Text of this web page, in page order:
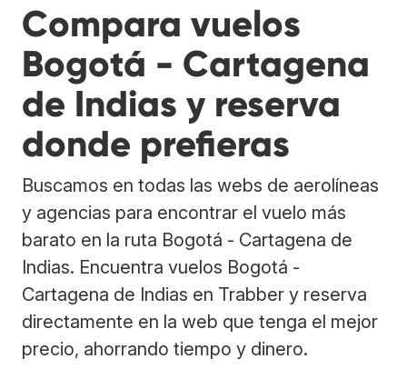
Compara vuelos
Bogotá - Cartagena
de Indias y reserva
donde prefieras
Buscamos en todas las webs de aerolíneas
y agencias para encontrar el vuelo más
barato en la ruta Bogotá - Cartagena de
Indias. Encuentra vuelos Bogotá -
Cartagena de Indias en Trabber y reserva
directamente en la web que tenga el mejor
precio, ahorrando tiempo y dinero.